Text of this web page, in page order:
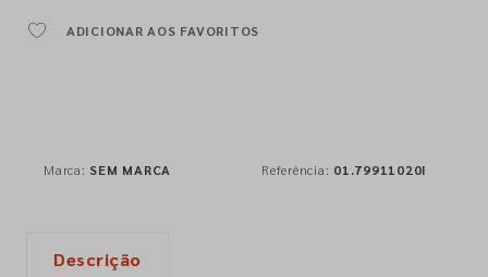
ADICIONAR AOS FAVORITOS
Marca: SEM MARCA Referência: 01.79911020I
Descrição